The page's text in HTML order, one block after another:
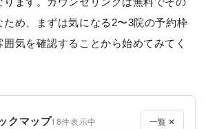
ため、まずは気になる2〜3院の予約枠
気を確認することから始めてみてく
クマップ18件表示中 一覧 ✕